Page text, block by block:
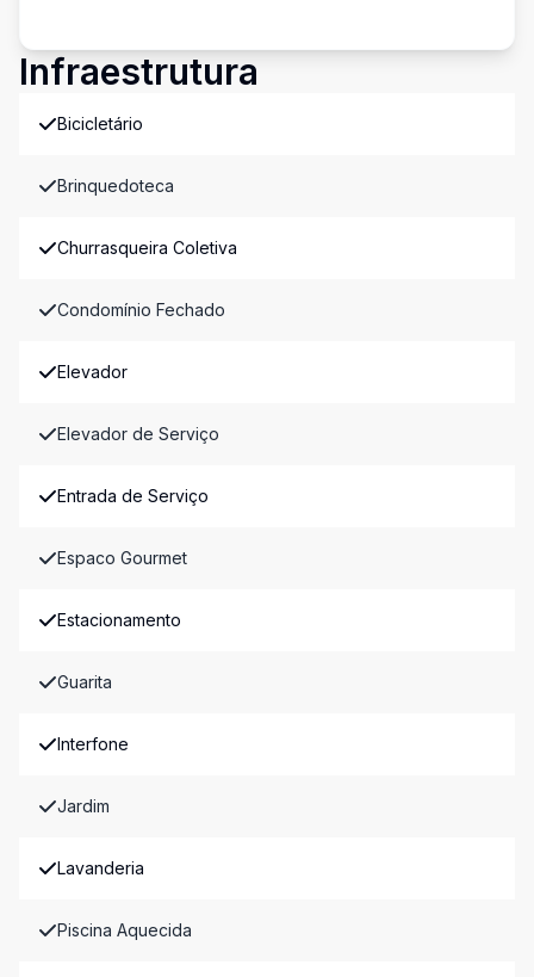
Infraestrutura
Bicicletário
Brinquedoteca
Churrasqueira Coletiva
Condomínio Fechado
Elevador
Elevador de Serviço
Entrada de Serviço
Espaco Gourmet
Estacionamento
Guarita
Interfone
Jardim
Lavanderia
Piscina Aquecida